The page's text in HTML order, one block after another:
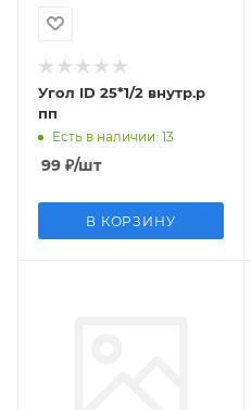
Угол ID 25*1/2 внутр.р
пп
Есть в наличии: 13
99 ₽/шт
В КОРЗИНУ